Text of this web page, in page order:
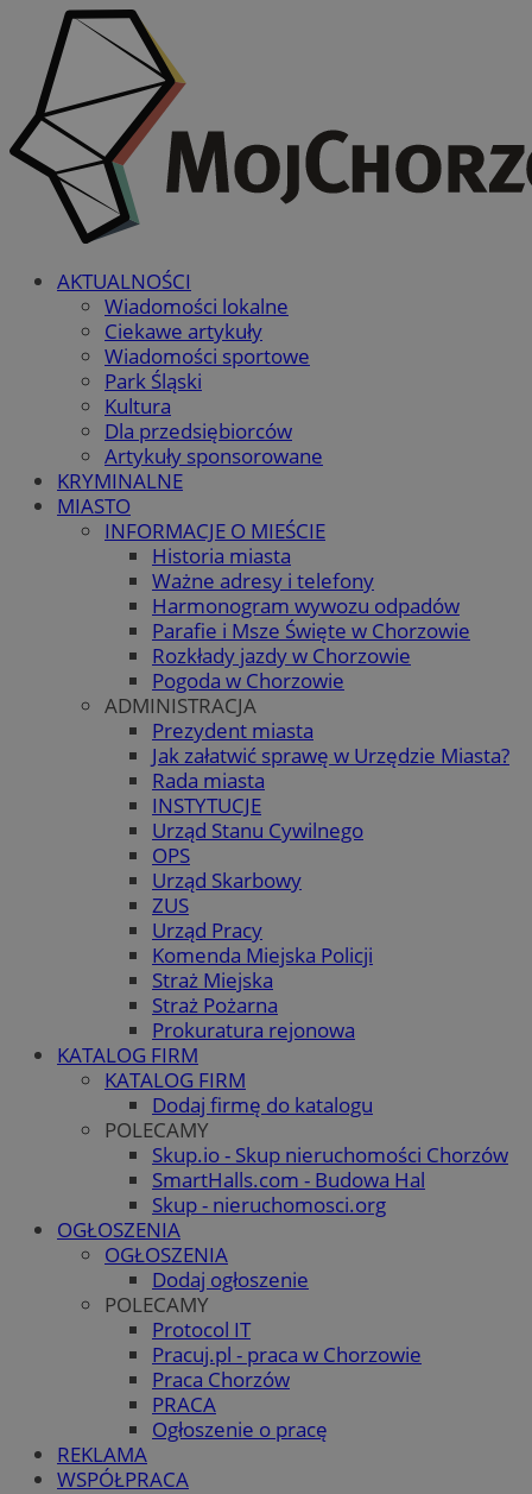
AKTUALNOŚCI
Wiadomości lokalne
Ciekawe artykuły
Wiadomości sportowe
Park Śląski
Kultura
Dla przedsiębiorców
Artykuły sponsorowane
KRYMINALNE
MIASTO
INFORMACJE O MIEŚCIE
Historia miasta
Ważne adresy i telefony
Harmonogram wywozu odpadów
Parafie i Msze Święte w Chorzowie
Rozkłady jazdy w Chorzowie
Pogoda w Chorzowie
ADMINISTRACJA
Prezydent miasta
Jak załatwić sprawę w Urzędzie Miasta?
Rada miasta
INSTYTUCJE
Urząd Stanu Cywilnego
OPS
Urząd Skarbowy
ZUS
Urząd Pracy
Komenda Miejska Policji
Straż Miejska
Straż Pożarna
Prokuratura rejonowa
KATALOG FIRM
KATALOG FIRM
Dodaj firmę do katalogu
POLECAMY
Skup.io - Skup nieruchomości Chorzów
SmartHalls.com - Budowa Hal
Skup - nieruchomosci.org
OGŁOSZENIA
OGŁOSZENIA
Dodaj ogłoszenie
POLECAMY
Protocol IT
Pracuj.pl - praca w Chorzowie
Praca Chorzów
PRACA
Ogłoszenie o pracę
REKLAMA
WSPÓŁPRACA